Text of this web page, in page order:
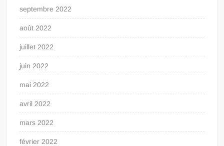
septembre 2022
août 2022
juillet 2022
juin 2022
mai 2022
avril 2022
mars 2022
février 2022